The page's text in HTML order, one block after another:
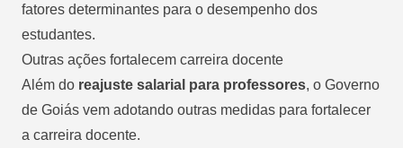
fatores determinantes para o desempenho dos
estudantes.
Outras ações fortalecem carreira docente
Além do reajuste salarial para professores, o Governo
de Goiás vem adotando outras medidas para fortalecer
a carreira docente.